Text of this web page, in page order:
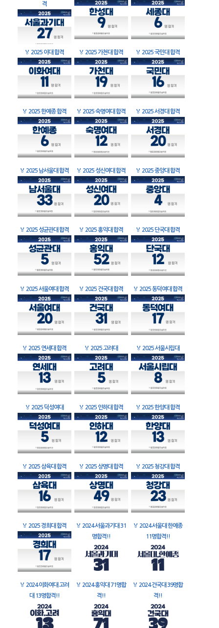
격
🏅 2025 이대 합격 🏅 2025 가천대 합격 🏅 2025 국민대 합격
🏅 2025 한예종 합격 🏅 2025 숙명여대 합격 🏅 2025 서경대 합격
🏅 2025 남서울대 합격 🏅 2025 성신여대 합격 🏅 2025 중앙대 합격
🏅 2025 성균관대 합격 🏅 2025 홍익대 합격 🏅 2025 단국대 합격
🏅 2025 서울여대 합격 🏅 2025 건국대 합격 🏅 2025 동덕여대 합격
🏅 2025 연세대 합격 🏅 2025 고려대 🏅 2025 서울시립대
🏅 2025 덕성여대 🏅 2025 인하대 합격 🏅 2025 한양대 합격
🏅 2025 삼육대 합격 🏅 2025 상명대 합격 🏅 2025 청강대 합격
🏅 2025 경희대 합격 🏅 2024 서울과기대 31
명합격!!
🏅 2024 서울대 한예종
11명합격!!
🏅 2024 이화여대 고려
대 13명합격!!
🏅 2024 홍익대 71명합
격!!
🏅 2024 건국대 39명합
격!!